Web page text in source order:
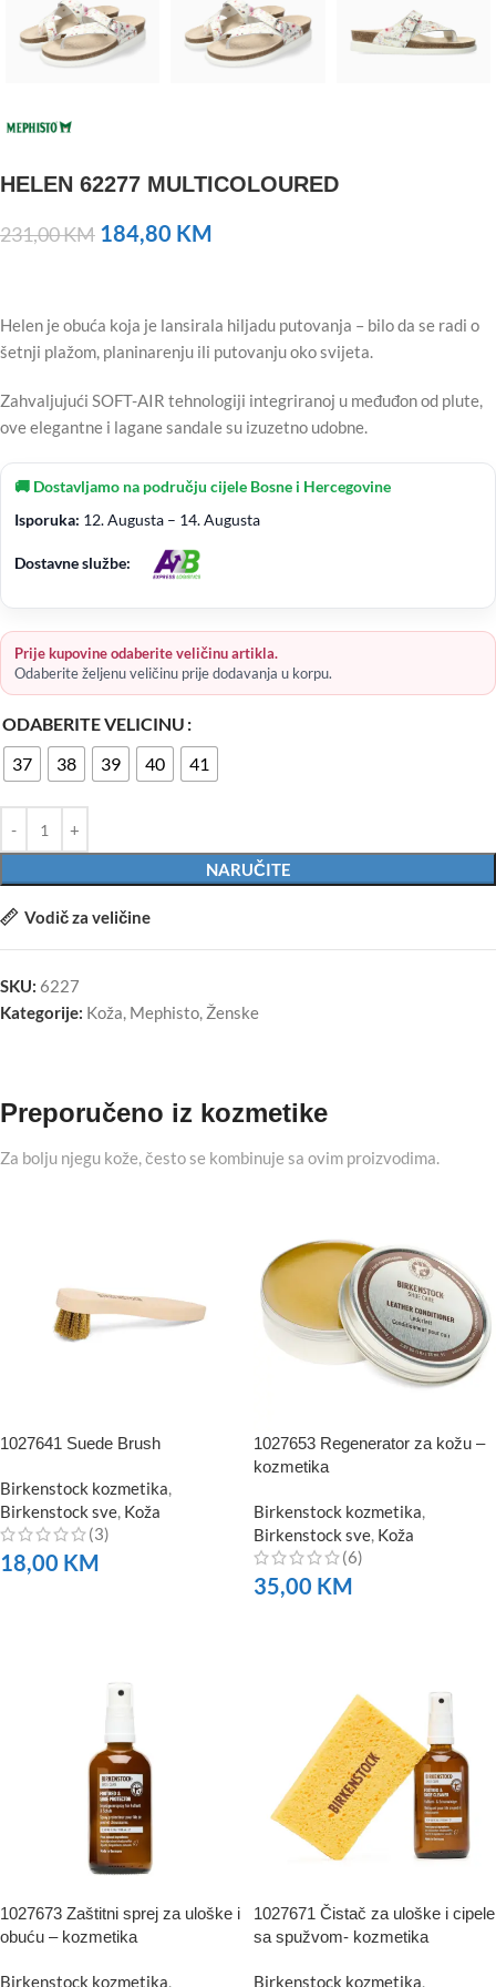
HELEN 62277 MULTICOLOURED
231,00KM 184,80 KM
Helen je obuća koja je lansirala hiljadu putovanja – bilo da se radi o
šetnji plažom, planinarenju ili putovanju oko svijeta.
Zahvaljujući SOFT-AIR tehnologiji integriranoj u međuđon od plute,
ove elegantne i lagane sandale su izuzetno udobne.
🚚 Dostavljamo na području cijele Bosne i Hercegovine
Isporuka: 12. Augusta – 14. Augusta
Dostavne službe:
Prije kupovine odaberite veličinu artikla.
Odaberite željenu veličinu prije dodavanja u korpu.
ODABERITE VELICINU
37
38 39 40 41
NARUČITE
Vodič za veličine
SKU: 6227
Kategorije: Koža, Mephisto, Ženske
Preporučeno iz kozmetike
Za bolju njegu kože, često se kombinuje sa ovim proizvodima.
1027641 Suede Brush
Birkenstock kozmetika,
Birkenstock sve, Koža
(3)
18,00 KM
1027653 Regenerator za kožu –
kozmetika
Birkenstock kozmetika,
Birkenstock sve, Koža
(6)
35,00 KM
1027673 Zaštitni sprej za uloške i
obuću – kozmetika
Birkenstock kozmetika,
1027671 Čistač za uloške i cipele
sa spužvom- kozmetika
Birkenstock kozmetika,